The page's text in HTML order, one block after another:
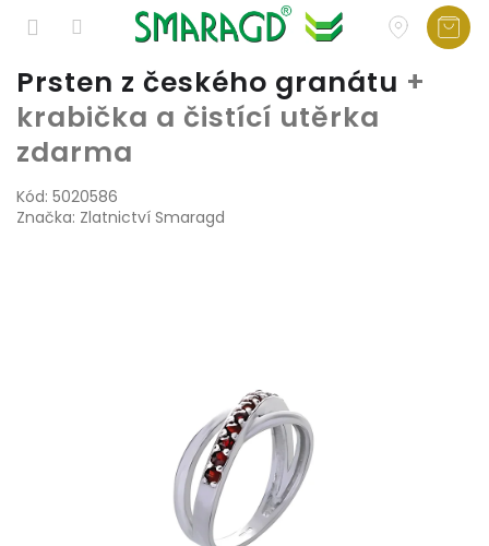
Přejít
obsah
Prsten z českého granátu +
krabička a čistící utěrka
zdarma
Kód: 5020586
Značka: Zlatnictví Smaragd